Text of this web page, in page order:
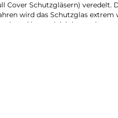
Cover Schutzgläsern) veredelt.
wird das Schutzglas extrem
und ist zugleich besonders